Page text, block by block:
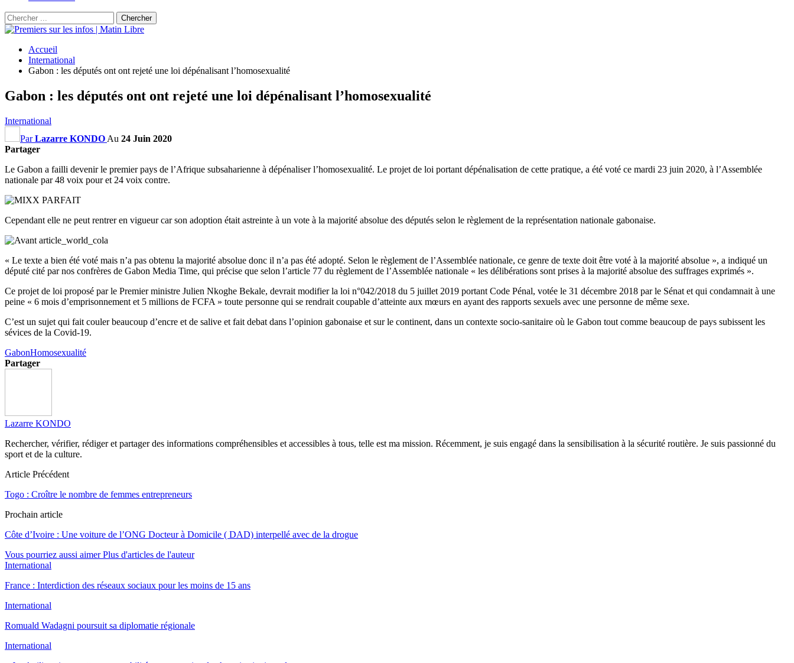
Accueil
International
Gabon : les députés ont ont rejeté une loi dépénalisant l’homosexualité
Gabon : les députés ont ont rejeté une loi dépénalisant l’homosexualité
International
ParLazarre KONDO Au 24 Juin 2020
Partager
Le Gabon a failli devenir le premier pays de l’Afrique subsaharienne à dépénaliser l’homosexualité. Le projet de loi portant dépénalisation de cette pratique, a été voté ce mardi 23 juin 2020, à l’Assemblée
nationale par 48 voix pour et 24 voix contre.
Cependant elle ne peut rentrer en vigueur car son adoption était astreinte à un vote à la majorité absolue des députés selon le règlement de la représentation nationale gabonaise.
« Le texte a bien été voté mais n’a pas obtenu la majorité absolue donc il n’a pas été adopté. Selon le règlement de l’Assemblée nationale, ce genre de texte doit être voté à la majorité absolue », a indiqué un
député cité par nos confrères de Gabon Media Time, qui précise que selon l’article 77 du règlement de l’Assemblée nationale « les délibérations sont prises à la majorité absolue des suffrages exprimés ».
Ce projet de loi proposé par le Premier ministre Julien Nkoghe Bekale, devrait modifier la loi n°042/2018 du 5 juillet 2019 portant Code Pénal, votée le 31 décembre 2018 par le Sénat et qui condamnait à une
peine « 6 mois d’emprisonnement et 5 millions de FCFA » toute personne qui se rendrait coupable d’atteinte aux mœurs en ayant des rapports sexuels avec une personne de même sexe.
C’est un sujet qui fait couler beaucoup d’encre et de salive et fait debat dans l’opinion gabonaise et sur le continent, dans un contexte socio-sanitaire où le Gabon tout comme beaucoup de pays subissent les
sévices de la Covid-19.
GabonHomosexualité
Partager
Lazarre KONDO
Rechercher, vérifier, rédiger et partager des informations compréhensibles et accessibles à tous, telle est ma mission. Récemment, je suis engagé dans la sensibilisation à la sécurité routière. Je suis passionné du
sport et de la culture.
Article Précédent
Togo : Croître le nombre de femmes entrepreneurs
Prochain article
Côte d’Ivoire : Une voiture de l’ONG Docteur à Domicile ( DAD) interpellé avec de la drogue
Vous pourriez aussi aimer Plus d'articles de l'auteur
International
France : Interdiction des réseaux sociaux pour les moins de 15 ans
International
Romuald Wadagni poursuit sa diplomatie régionale
International